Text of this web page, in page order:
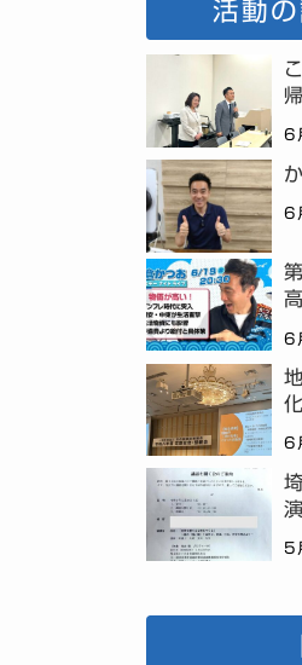
活動
6
6
6
6
5